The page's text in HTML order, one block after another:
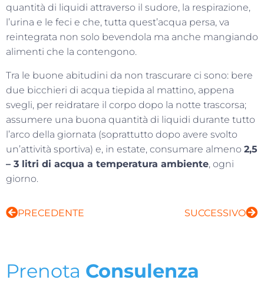
quantità di liquidi attraverso il sudore, la respirazione,
l’urina e le feci e che, tutta quest’acqua persa, va
reintegrata non solo bevendola ma anche mangiando
alimenti che la contengono.
Tra le buone abitudini da non trascurare ci sono: bere
due bicchieri di acqua tiepida al mattino, appena
svegli, per reidratare il corpo dopo la notte trascorsa;
assumere una buona quantità di liquidi durante tutto
l’arco della giornata (soprattutto dopo avere svolto
un’attività sportiva) e, in estate, consumare almeno 2,5
– 3 litri di acqua a temperatura ambiente, ogni
giorno.
PRECEDENTE SUCCESSIVO
Prenota Consulenza